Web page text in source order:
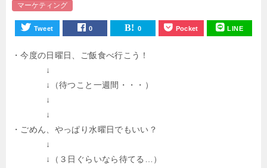
マーケティング
Tweet 0 0 Pocket LINE
・今度の日曜日、ご飯食べ行こう！
↓
↓（待つこと一週間・・・）
↓
↓
・ごめん、やっぱり水曜日でもいい？
↓
↓（３日ぐらいなら待てる…）